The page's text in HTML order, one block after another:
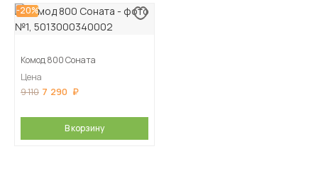
-20%
Комод 800 Соната
Цена
9 110 7 290
В корзину